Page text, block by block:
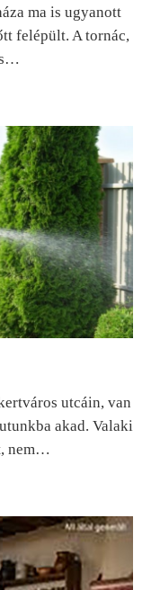
ma is ugyanott
felépült. A tornác,
utcáin, van
akad. Valaki
nem…